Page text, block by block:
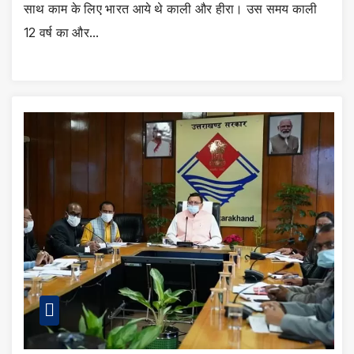
साथ काम के लिए भारत आये थे काली और हीरा। उस समय काली
12 वर्ष का और…